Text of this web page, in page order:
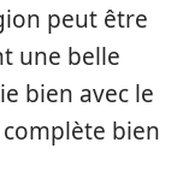
peut être
une belle
bien avec le
bien